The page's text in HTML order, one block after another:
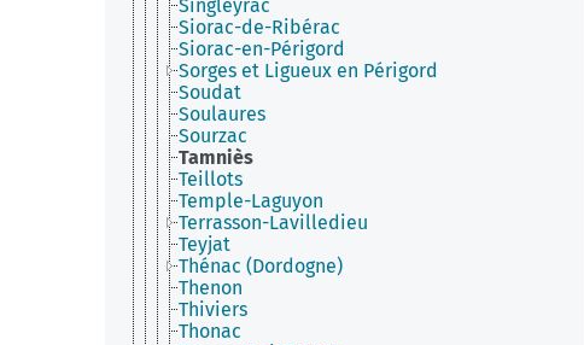
Singleyrac
Siorac-de-Ribérac
Siorac-en-Périgord
Sorges et Ligueux en Périgord
Soudat
Soulaures
Sourzac
Tamniès
Teillots
Temple-Laguyon
Terrasson-Lavilledieu
Teyjat
Thénac (Dordogne)
Thenon
Thiviers
Thonac